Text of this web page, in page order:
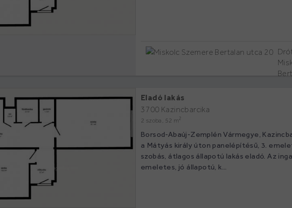
Eladó lakás
3700 Kazincbarcika
2 szoba, 52 m2
Borsod-Abaúj-Zemplén Vármegye,
a Mátyás király úton panelépítésű, 3.
szobás, átlagos állapotú lakás eladó. Az
emeletes, jó állapotú, k...